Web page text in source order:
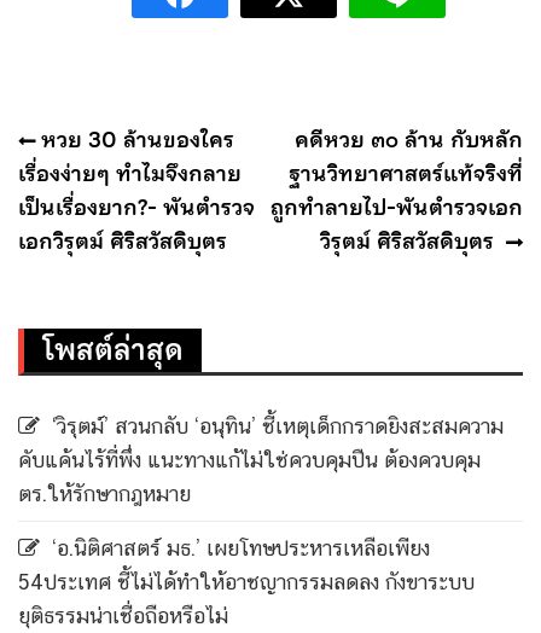
แนะแนว
เรื่อง
หวย 30 ล้านของใคร
เรื่องง่ายๆ ทำไมจึงกลาย
เป็นเรื่องยาก?- พันตำรวจ
เอกวิรุตม์ ศิริสวัสดิบุตร
คดีหวย ๓๐ ล้าน กับหลัก
ฐานวิทยาศาสตร์แท้จริงที่
ถูกทำลายไป-พันตำรวจเอก
วิรุตม์ ศิริสวัสดิบุตร
โพสต์ล่าสุด
‘วิรุตม์’ สวนกลับ ‘อนุทิน’ ชี้เหตุเด็กกราดยิงสะสมความ
คับแค้นไร้ที่พึ่ง แนะทางแก้ไม่ใช่ควบคุมปืน ต้องควบคุม
ตร.ให้รักษากฎหมาย
‘อ.นิติศาสตร์ มธ.’ เผยโทษประหารเหลือเพียง
54ประเทศ ชี้ไม่ได้ทำให้อาชญากรรมลดลง กังขาระบบ
ยุติธรรมน่าเชื่อถือหรือไม่